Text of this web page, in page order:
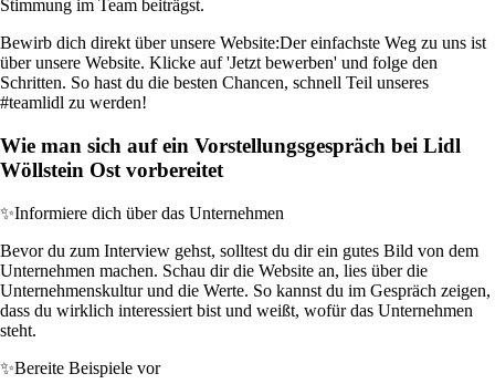
Stimmung im Team beiträgst.
Bewirb dich direkt über unsere Website:Der einfachste Weg zu uns ist
über unsere Website. Klicke auf 'Jetzt bewerben' und folge den
Schritten. So hast du die besten Chancen, schnell Teil unseres
#teamlidl zu werden!
Wie man sich auf ein Vorstellungsgespräch bei Lidl
Wöllstein Ost vorbereitet
✨Informiere dich über das Unternehmen
Bevor du zum Interview gehst, solltest du dir ein gutes Bild von dem
Unternehmen machen. Schau dir die Website an, lies über die
Unternehmenskultur und die Werte. So kannst du im Gespräch zeigen,
dass du wirklich interessiert bist und weißt, wofür das Unternehmen
steht.
✨Bereite Beispiele vor